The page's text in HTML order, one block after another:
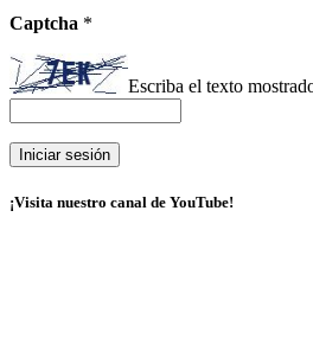
Captcha *
Escriba el texto
¡Visita nuestro canal de YouTube!